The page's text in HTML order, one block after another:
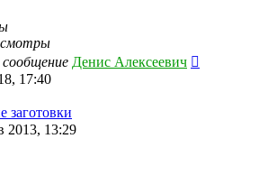
сообщение Денис Алексеевич
17:40
заготовки
2013, 13:29